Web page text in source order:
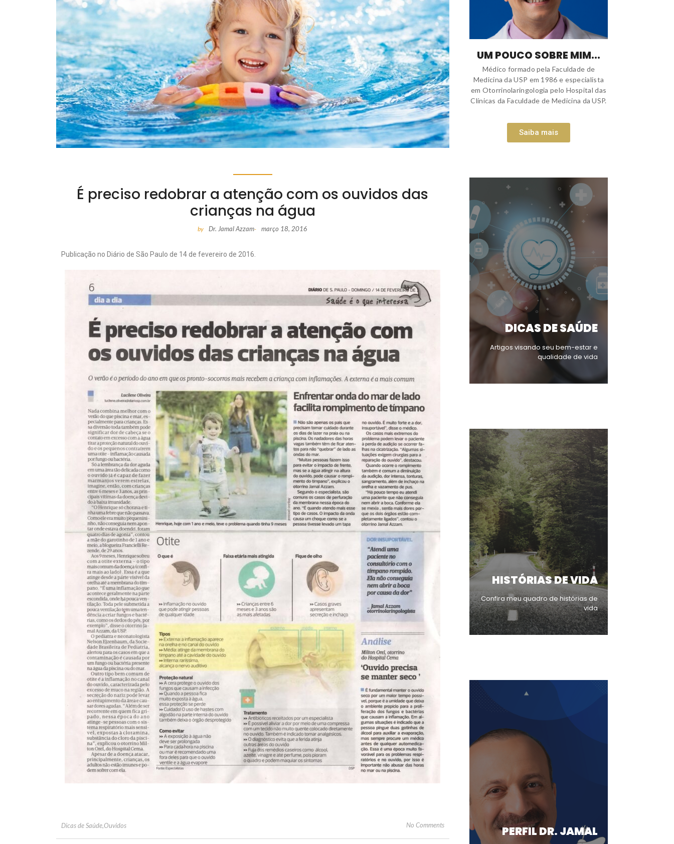
É preciso redobrar a atenção com os ouvidos das
crianças na água
by Dr. Jamal Azzam- março 18, 2016
Publicação no Diário de São Paulo de 14 de fevereiro de 2016.
Dicas de Saúde,Ouvidos No Comments
UM POUCO SOBRE MIM...
Médico formado pela Faculdade de
Medicina da USP em 1986 e especialista
em Otorrinolaringologia pelo Hospital das
Clínicas da Faculdade de Medicina da USP.
Saiba mais
DICAS DE SAÚDE
Artigos visando seu bem-estar e
qualidade de vida
HISTÓRIAS DE VIDA
Confira meu quadro de histórias de
vida
PERFIL DR. JAMAL